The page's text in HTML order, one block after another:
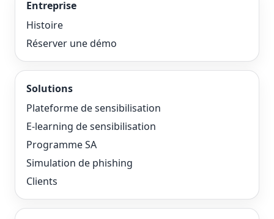
Entreprise
Histoire
Réserver une démo
Solutions
Plateforme de sensibilisation
E-learning de sensibilisation
Programme SA
Simulation de phishing
Clients